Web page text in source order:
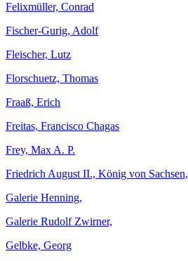
Felixmüller, Conrad
Fischer-Gurig, Adolf
Fleischer, Lutz
Florschuetz, Thomas
Fraaß, Erich
Freitas, Francisco Chagas
Frey, Max A. P.
Friedrich August II., König von Sachsen,
Galerie Henning,
Galerie Rudolf Zwirner,
Gelbke, Georg